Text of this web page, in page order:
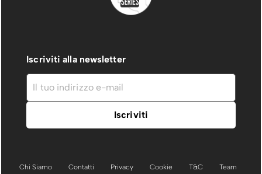
Iscriviti alla newsletter
Chi Siamo Contatti Privacy Cookie T&C Team